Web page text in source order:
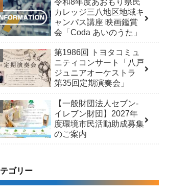
カレッジ三八地区地域キ
ャンパス講座 映画鑑賞
会「Coda あいのうた」
第1986回 トヨタコミュ
ニティコンサート「八戸
ジュニアオーケストラ
第35回定期演奏会」
【一般財団法人セブン-
イレブン財団】2027年
度環境市民活動助成募集
のご案内
テゴリー